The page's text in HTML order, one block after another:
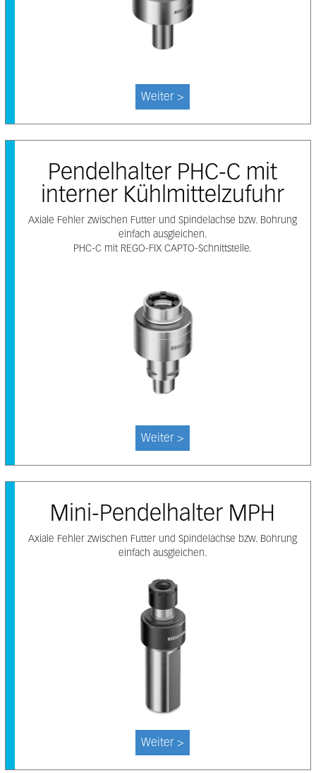
Weiter >
Pendelhalter PHC-C mit
interner Kühlmittelzufuhr
Axiale Fehler zwischen Futter und Spindelachse bzw. Bohrung
einfach ausgleichen.
PHC-C mit REGO-FIX CAPTO-Schnittstelle.
Weiter >
Mini-Pendelhalter MPH
Axiale Fehler zwischen Futter und Spindelachse bzw. Bohrung
einfach ausgleichen.
Weiter >